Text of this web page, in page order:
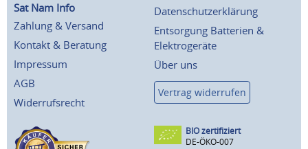
Sat Nam Info
Zahlung & Versand
Kontakt & Beratung
Impressum
AGB
Widerrufsrecht
Datenschutzerklärung
Entsorgung Batterien &
Elektrogeräte
Über uns
Vertrag widerrufen
BIO zertifiziert
DE-ÖKO-007